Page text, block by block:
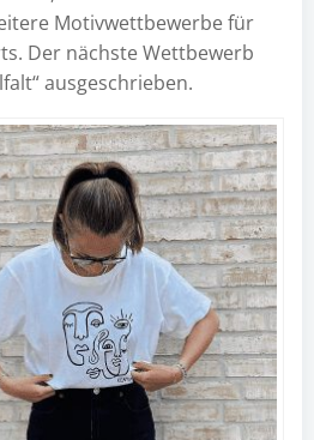
Motivwettbewerbe für
Der nächste Wettbewerb
ausgeschrieben.